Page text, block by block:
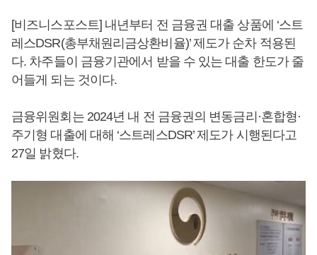
[비즈니스포스트] 내년부터 전 금융권 대출 상품에 ‘스트
레스DSR(총부채원리금상환비율)’ 제도가 순차 적용된
다. 차주들이 금융기관에서 받을 수 있는 대출 한도가 줄
어들게 되는 것이다.
금융위원회는 2024년 내 전 금융권의 변동금리·혼합형·
주기형 대출에 대해 ‘스트레스DSR’ 제도가 시행된다고
27일 밝혔다.